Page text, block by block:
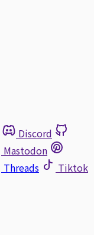
Discord
Mastodon
Threads
Tiktok